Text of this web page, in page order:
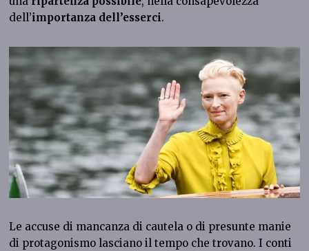
dell’importanza dell’esserci.
Le accuse di mancanza di cautela o di presunte manie
di protagonismo lasciano il tempo che trovano. I conti